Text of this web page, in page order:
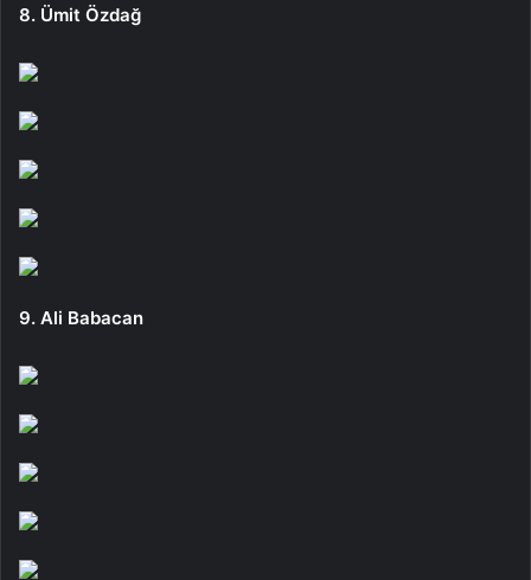
8. Ümit Özdağ
9. Ali Babacan